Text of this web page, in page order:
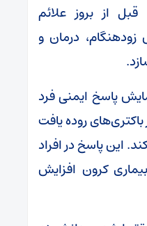
از بروز علائم
درمان و
پاسخ ایمنی فرد
باکتری‌های روده یافت
این پاسخ در افراد
کرون افزایش